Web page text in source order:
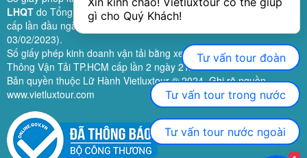
LHQTdo Tổng Cục Du Lịch (nay là Cục Du lịch quốc gia Việt Nam)
cấp lần đầu ngày 26/09/2019 (sửa đổi, bổ sung lần 3 ngày
03/02/2023).
Số giấy phép kinh doanh vận tải bằng xe ô tô:11924do Sở Giao
Thông Vận Tải TP.HCM cấp lần 2 ngày 21/02/2023.
Bản quyền thuộc Lữ Hành Vietluxtour ® 2024. Ghi rõ nguồn
www.vietluxtour.com
gì cho Quý Khách!
Tư vấn tour đoàn
Tư vấn tour trong nước
Tư vấn tour nước ngoài